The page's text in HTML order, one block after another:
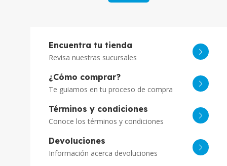
Encuentra tu tienda
Revisa nuestras sucursales
¿Cómo comprar?
Te guiamos en tu proceso de compra
Términos y condiciones
Conoce los términos y condiciones
Devoluciones
Información acerca devoluciones